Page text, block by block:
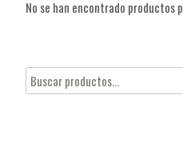
No se han encontrado productos
Buscar
por: